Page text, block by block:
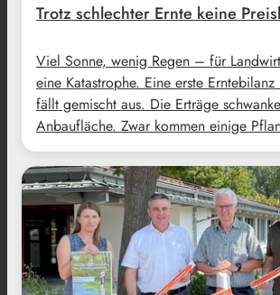
Trotz schlechter Ernte keine
Viel Sonne, wenig Regen – für
eine Katastrophe. Eine erste
fällt gemischt aus. Die Erträge
Anbaufläche. Zwar kommen einige